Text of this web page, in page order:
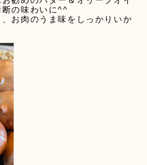
断の味わいに^^
お肉のうま味をしっかりいか